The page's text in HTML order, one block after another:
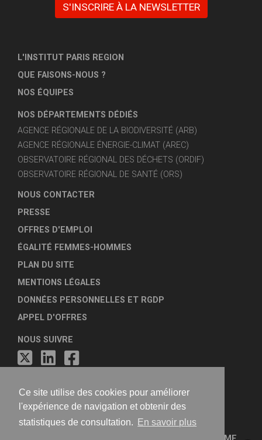
Ce site utilise des cookies pour améliorer
l'expérience de navigation et obtenir des
statistiques de consultation.
En savoir plus
S'INSCRIRE À LA NEWSLETTER
L'INSTITUT PARIS REGION
QUE FAISONS-NOUS ?
NOS ÉQUIPES
NOS DÉPARTEMENTS DÉDIÉS
AGENCE RÉGIONALE DE LA BIODIVERSITÉ (ARB)
AGENCE RÉGIONALE ÉNERGIE-CLIMAT (AREC)
OBSERVATOIRE RÉGIONAL DES DÉCHETS (ORDIF)
OBSERVATOIRE RÉGIONAL DE SANTÉ (ORS)
NOUS CONTACTER
PRESSE
OFFRES D'EMPLOI
ÉGALITÉ FEMMES-HOMMES
PLAN DU SITE
MENTIONS LÉGALES
DONNÉES PERSONNELLES ET RGDP
APPEL D'OFFRES
NOUS SUIVRE